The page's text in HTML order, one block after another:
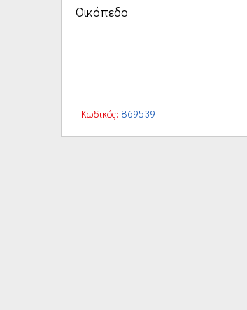
Οικόπεδο
Κωδικός: 869539